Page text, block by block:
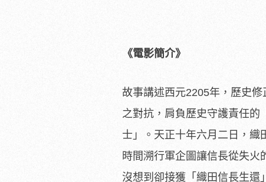
《電影簡介》
故事講述西元2205年，歷史修
之對抗， 肩負歷史守護責任的
士」。天正十年六月二日， 織
時間溯行軍企圖讓信長從失火
沒想到卻接獲「織田信長生還」